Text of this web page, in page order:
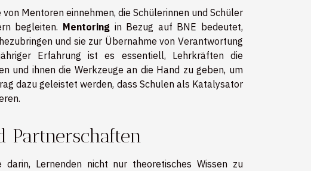
Mentoren einnehmen, die Schülerinnen und Schüler
begleiten. Mentoring in Bezug auf BNE bedeutet,
und sie zur Übernahme von Verantwortung
Erfahrung ist es essentiell, Lehrkräften die
und ihnen die Werkzeuge an die Hand zu geben, um
dazu geleistet werden, dass Schulen als Katalysator
Partnerschaften
Lernenden nicht nur theoretisches Wissen zu